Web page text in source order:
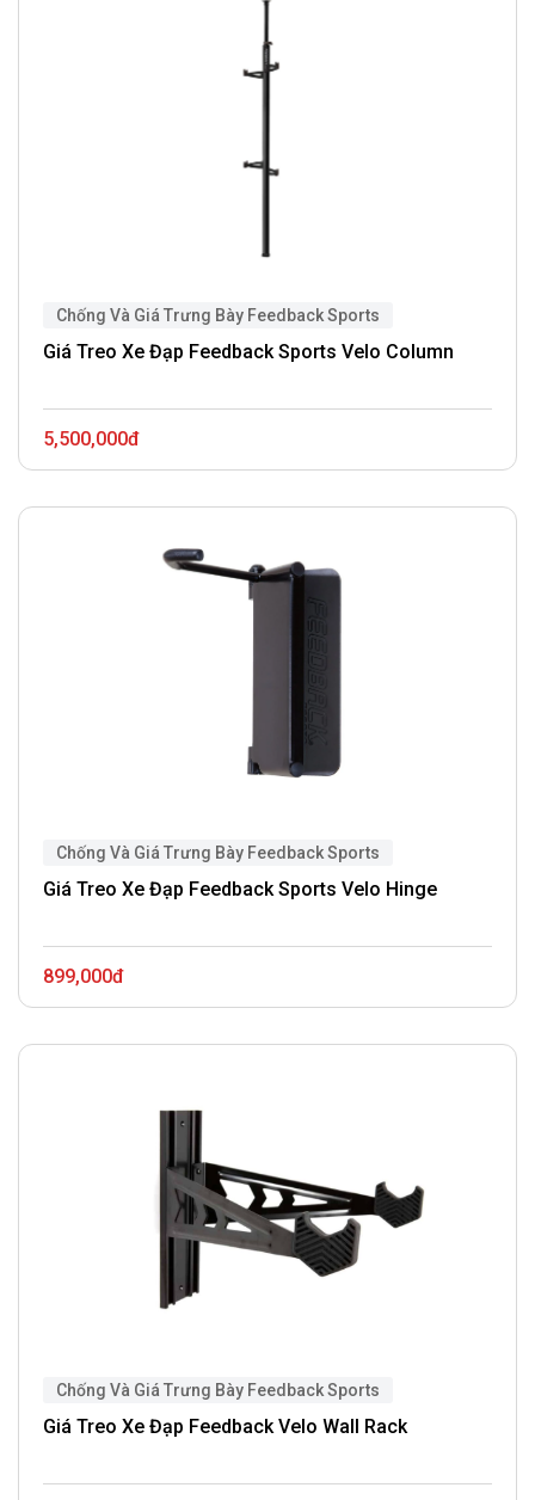
Chống Và Giá Trưng Bày Feedback Sports
Giá Treo Xe Đạp Feedback Sports Velo Column
5,500,000đ
Chống Và Giá Trưng Bày Feedback Sports
Giá Treo Xe Đạp Feedback Sports Velo Hinge
899,000đ
Chống Và Giá Trưng Bày Feedback Sports
Giá Treo Xe Đạp Feedback Velo Wall Rack